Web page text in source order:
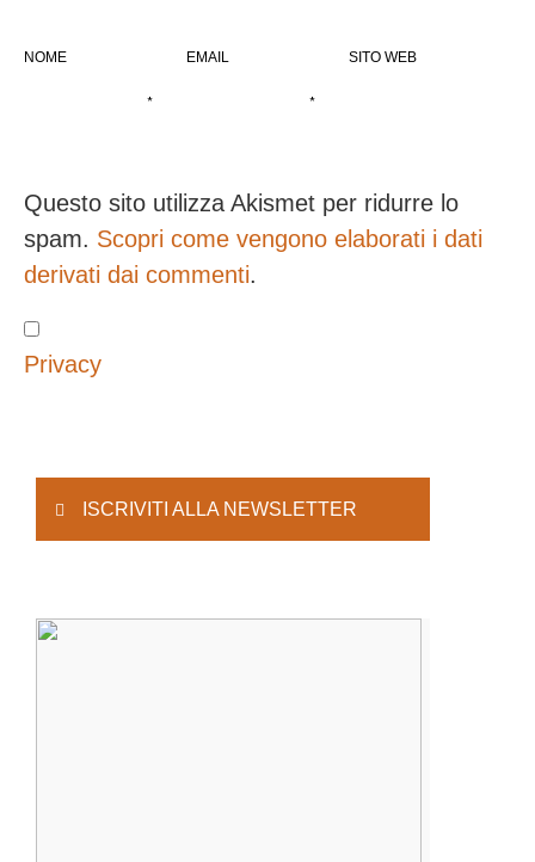
NOME
*
EMAIL
*
SITO WEB
Questo sito utilizza Akismet per ridurre lo
spam. Scopri come vengono elaborati i dati
derivati dai commenti.
Privacy
ISCRIVITI ALLA NEWSLETTER